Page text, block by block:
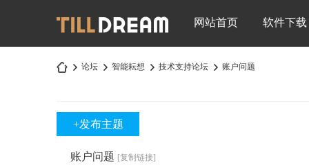
网站首页 软件下载
论坛
›
智能耘想 技术支持论坛 账户问题
+发布主题
账户问题 [复制链接]